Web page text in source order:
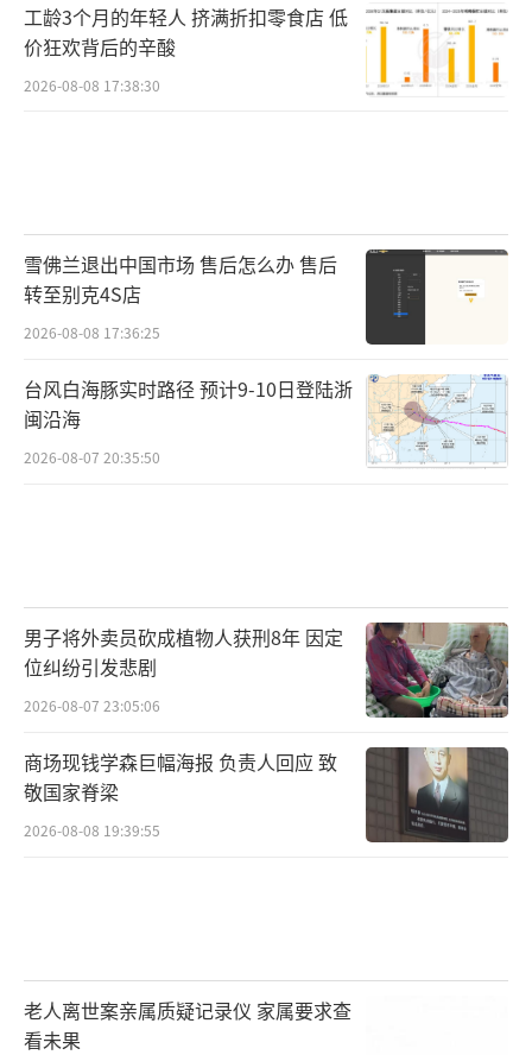
工龄3个月的年轻人 挤满折扣零食店 低
价狂欢背后的辛酸
2026-08-08 17:38:30
雪佛兰退出中国市场 售后怎么办 售后
转至别克4S店
2026-08-08 17:36:25
台风白海豚实时路径 预计9-10日登陆浙
闽沿海
2026-08-07 20:35:50
男子将外卖员砍成植物人获刑8年 因定
位纠纷引发悲剧
2026-08-07 23:05:06
商场现钱学森巨幅海报 负责人回应 致
敬国家脊梁
2026-08-08 19:39:55
老人离世案亲属质疑记录仪 家属要求查
看未果